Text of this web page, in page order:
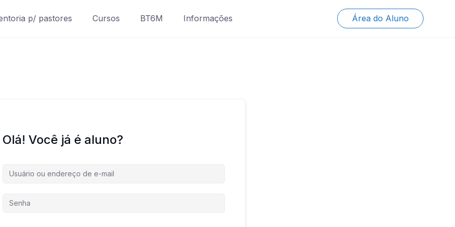
p/ pastores Cursos BT6M Informações Área do Aluno
Olá! Você já é aluno?